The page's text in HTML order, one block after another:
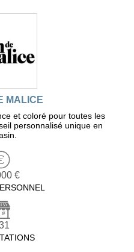
MALICE
et coloré pour toutes les
personnalisé unique en
€